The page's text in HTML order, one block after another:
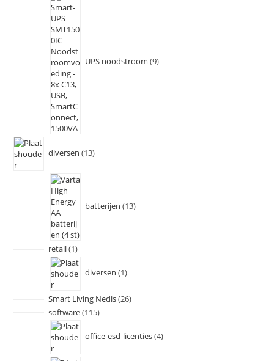
UPS noodstroom 9
diversen 13
batterijen 13
retail 1
diversen 1
Smart Living Nedis 26
software 115
office-esd-licenties 4